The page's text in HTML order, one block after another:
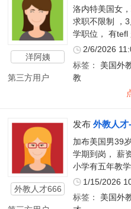
洋阿姨
第三方用户
洛内特美国女
求职不限制 ，
学职位， 有tefl
2/6/2026
标签： 美国外
教
外教人才666
发布 外教人才
加布美国男39
学期到岗， 薪
小学有五年教学
1/15/2026
标签： 美国外